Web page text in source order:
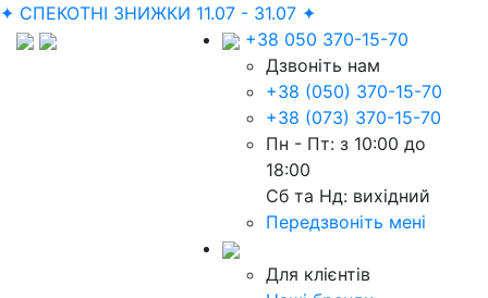
✦ СПЕКОТНІ ЗНИЖКИ 11.07 - 31.07 ✦
+38 050 370-15-70
Дзвоніть нам
+38 (050) 370-15-70
+38 (073) 370-15-70
Пн - Пт: з 10:00 до
18:00
Сб та Нд: вихідний
Передзвоніть мені
Для клієнтів